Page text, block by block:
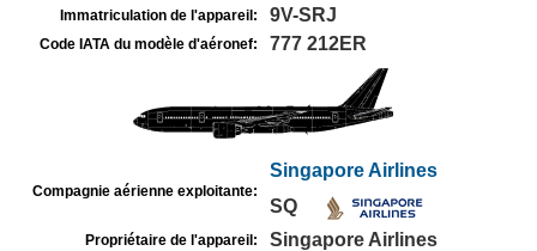
Immatriculation de l'appareil: 9V-SRJ
Code IATA du modèle d'aéronef: 777 212ER
Compagnie aérienne exploitante:
Singapore Airlines
SQ
Propriétaire de l'appareil: Singapore Airlines